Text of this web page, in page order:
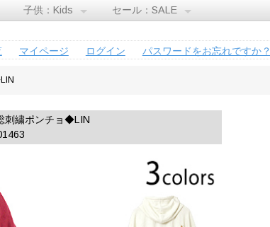
子供：Kids セール：SALE
マイページ ログイン パスワードをお忘れですか？
刺繍ポンチョ◆LIN